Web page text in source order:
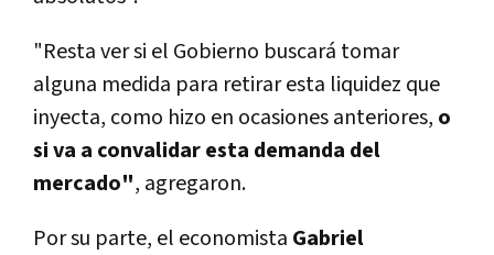
"Resta ver si el Gobierno buscará tomar
alguna medida para retirar esta liquidez que
inyecta, como hizo en ocasiones anteriores, o
si va a convalidar esta demanda del
mercado", agregaron.
Por su parte, el economista Gabriel